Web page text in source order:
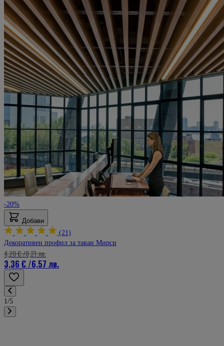
-20%
Добави
(21)
Декоративен профил за таван Мирси
3,36 € /6,57 лв.
4,20 €/8,21 лв.
1/5